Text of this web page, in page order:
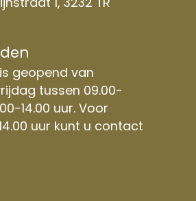
geopend van
tussen 09.00-
14.00 uur. Voor
uur kunt u contact